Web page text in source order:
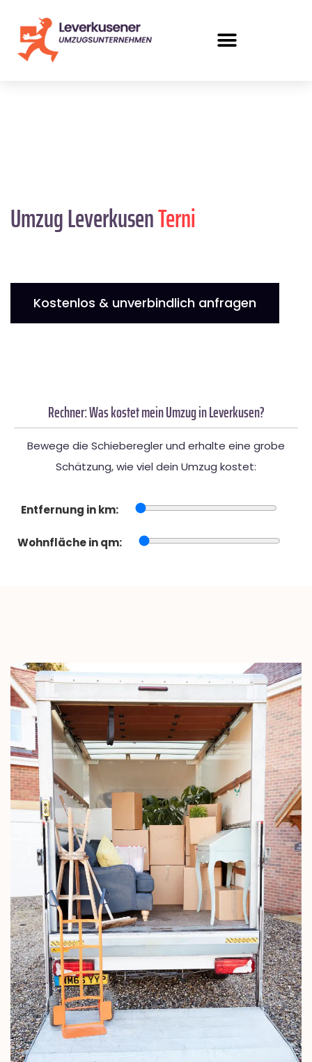
Umzug LeverkusenTerni
Kostenlos & unverbindlich anfragen
Rechner: Was kostet mein Umzug in Leverkusen?
Bewege die Schieberegler und erhalte eine grobe
Schätzung, wie viel dein Umzug kostet:
Entfernung in km:
Wohnfläche in qm: